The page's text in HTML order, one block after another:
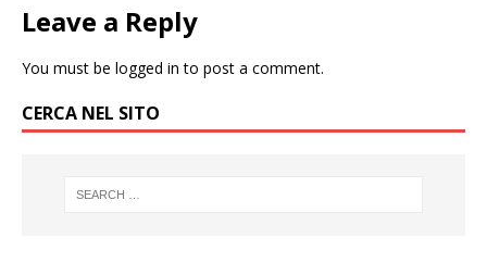
Leave a Reply
You must be logged in to post a comment.
CERCA NEL SITO